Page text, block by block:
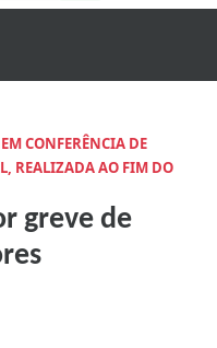
CONFERÊNCIA DE
REALIZADA AO FIM DO
greve de